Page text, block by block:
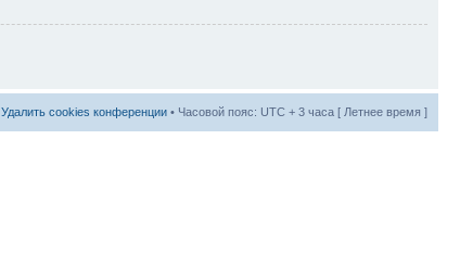
Удалить cookies конференции • Часовой пояс: UTC + 3 часа [ Летнее время ]